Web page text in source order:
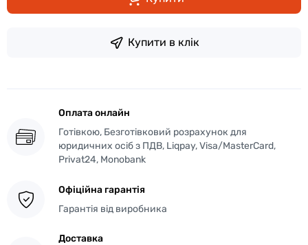
Купити в клік
Оплата онлайн
Готівкою, Безготівковий розрахунок для
юридичних осіб з ПДВ, Liqpay, Visa/MasterCard,
Privat24, Monobank
Офіційна гарантія
Гарантія від виробника
Доставка